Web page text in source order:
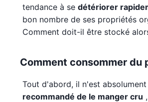
tendance à se détériorer
bon nombre de ses propriétés
Comment doit-il être stocké
Comment consommer du
Tout d'abord, il n'est absolument
recommandé de le manger cru